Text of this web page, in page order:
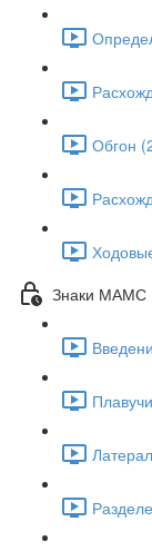
Обгон
Знаки МАМС